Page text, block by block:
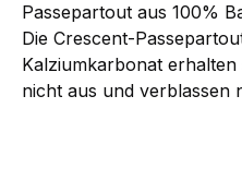
Passepartout aus 100%
Die Crescent-
Kalziumkarbonat
nicht aus und verblassen